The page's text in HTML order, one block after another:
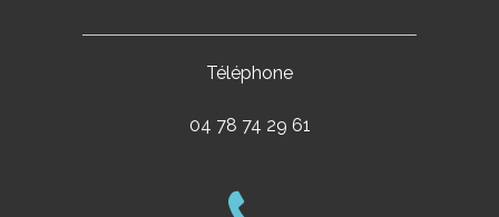
Téléphone
04 78 74 29 61